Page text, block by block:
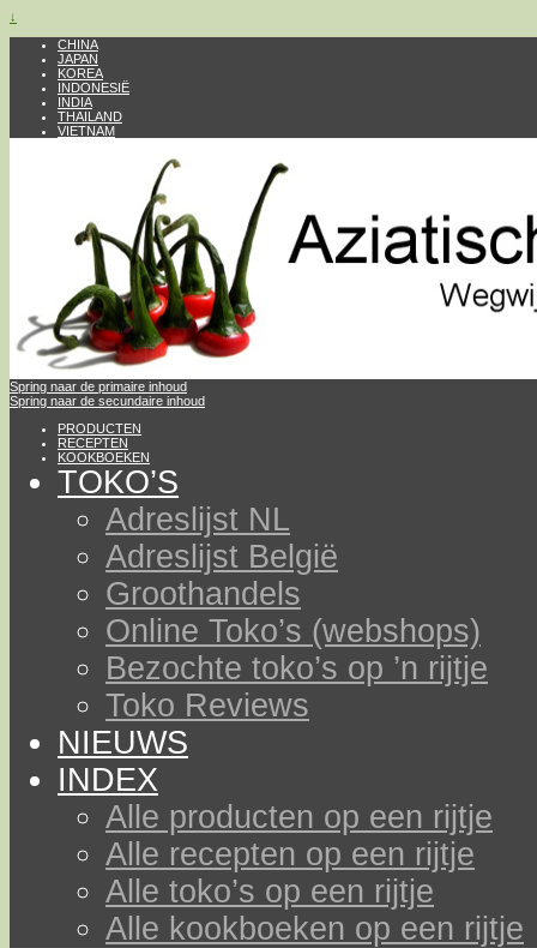
↓
CHINA
JAPAN
KOREA
INDONESIË
INDIA
THAILAND
VIETNAM
Spring naar de primaire inhoud
Spring naar de secundaire inhoud
PRODUCTEN
RECEPTEN
KOOKBOEKEN
TOKO’S
Adreslijst NL
Adreslijst België
Groothandels
Online Toko’s (webshops)
Bezochte toko’s op ’n rijtje
Toko Reviews
NIEUWS
INDEX
Alle producten op een rijtje
Alle recepten op een rijtje
Alle toko’s op een rijtje
Alle kookboeken op een rijtje